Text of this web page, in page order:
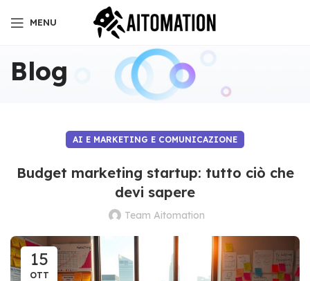
MENU
Blog
AI E MARKETING E COMUNICAZIONE
Budget marketing startup: tutto ciò che
devi sapere
Team Aitomation
15
OTT